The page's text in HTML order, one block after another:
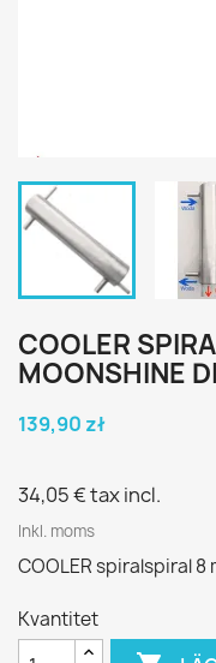
COOLER
MOONSHINE
139,90 zł
34,05 €tax incl.
Inkl. moms
COOLER spiralspiral 8
Kvantitet